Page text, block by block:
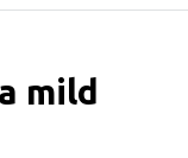
mild